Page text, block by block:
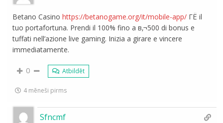
Betano Casinohttps://betanogame.org/it/mobile-app/ ГЁ il
tuo portafortuna. Prendi il 100% fino a в‚¬500 di bonus e
tuffati nell’azione live gaming. Inizia a girare e vincere
immediatamente.
0 Atbildēt
4 mēneši pirms
Sfncmf